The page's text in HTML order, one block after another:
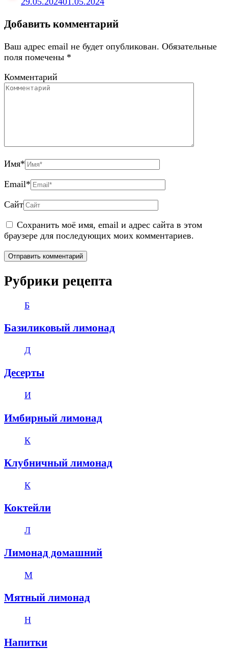
Добавить комментарий
Ваш адрес email не будет опубликован. Обязательные
поля помечены *
Комментарий
Имя*
Email*
Сайт
Сохранить моё имя, email и адрес сайта в этом
браузере для последующих моих комментариев.
Рубрики рецепта
Б
Базиликовый лимонад
Д
Десерты
И
Имбирный лимонад
К
Клубничный лимонад
К
Коктейли
Л
Лимонад домашний
М
Мятный лимонад
Н
Напитки